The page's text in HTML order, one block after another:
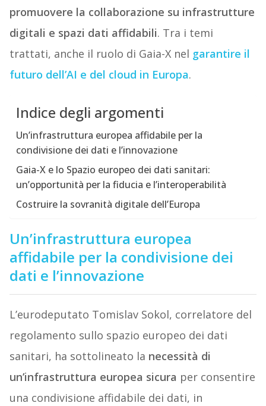
promuovere la collaborazione su infrastrutture
digitali e spazi dati affidabili. Tra i temi
trattati, anche il ruolo di Gaia-X nel garantire il
futuro dell’AI e del cloud in Europa.
Indice degli argomenti
Un’infrastruttura europea affidabile per la
condivisione dei dati e l’innovazione
Gaia-X e lo Spazio europeo dei dati sanitari:
un’opportunità per la fiducia e l’interoperabilità
Costruire la sovranità digitale dell’Europa
Un’infrastruttura europea
affidabile per la condivisione dei
dati e l’innovazione
L’eurodeputato Tomislav Sokol, correlatore del
regolamento sullo spazio europeo dei dati
sanitari, ha sottolineato la necessità di
un’infrastruttura europea sicura per consentire
una condivisione affidabile dei dati, in